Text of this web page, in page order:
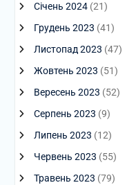
Січень 2024(21)
Грудень 2023 (41)
Листопад 2023 (47)
Жовтень 2023 (51)
Вересень 2023 (52)
Серпень 2023 (9)
Липень 2023 (12)
Червень 2023 (55)
Травень 2023 (79)